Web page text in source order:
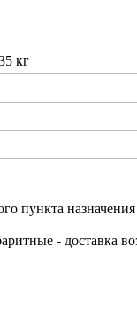
кг
пункта назначения
- доставка